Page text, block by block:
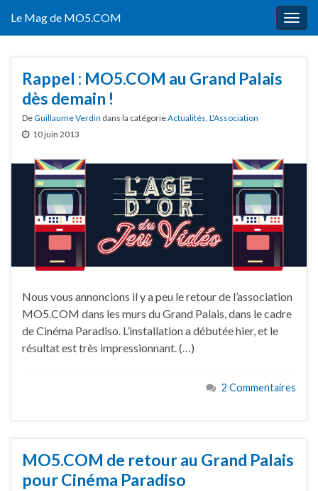
Le Mag de MO5.COM
Rappel : MO5.COM au Grand Palais
dès demain !
DeGuillaume Verdin dans la catégorieActualités, L'Association
10 juin 2013
Nous vous annoncions il y a peu le retour de l’association
MO5.COM dans les murs du Grand Palais, dans le cadre
de Cinéma Paradiso. L’installation a débutée hier, et le
résultat est très impressionnant. (…)
2 Commentaires
MO5.COM de retour au Grand Palais
pour Cinéma Paradiso